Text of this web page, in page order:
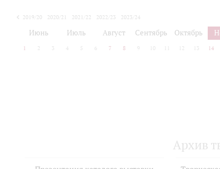
2019/20 2020/21 2021/22 2022/23
2023/24
Июнь Июль Август Сентябрь Октябрь
1 2 3 4 5 6 7 8 9 10 12 13 14
Архив